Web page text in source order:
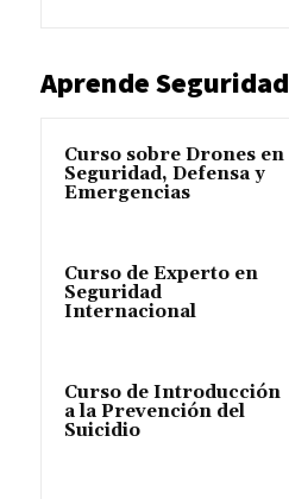
Aprende Seguridad
Curso sobre Drones en
Seguridad, Defensa y
Emergencias
Curso de Experto en
Seguridad
Internacional
Curso de Introducción
a la Prevención del
Suicidio